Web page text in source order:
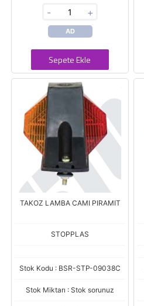
- +
AD
Sepete Ekle
TAKOZ LAMBA CAMI PIRAMIT
STOPPLAS
Stok Kodu : BSR-STP-09038C
Stok Miktarı : Stok sorunuz